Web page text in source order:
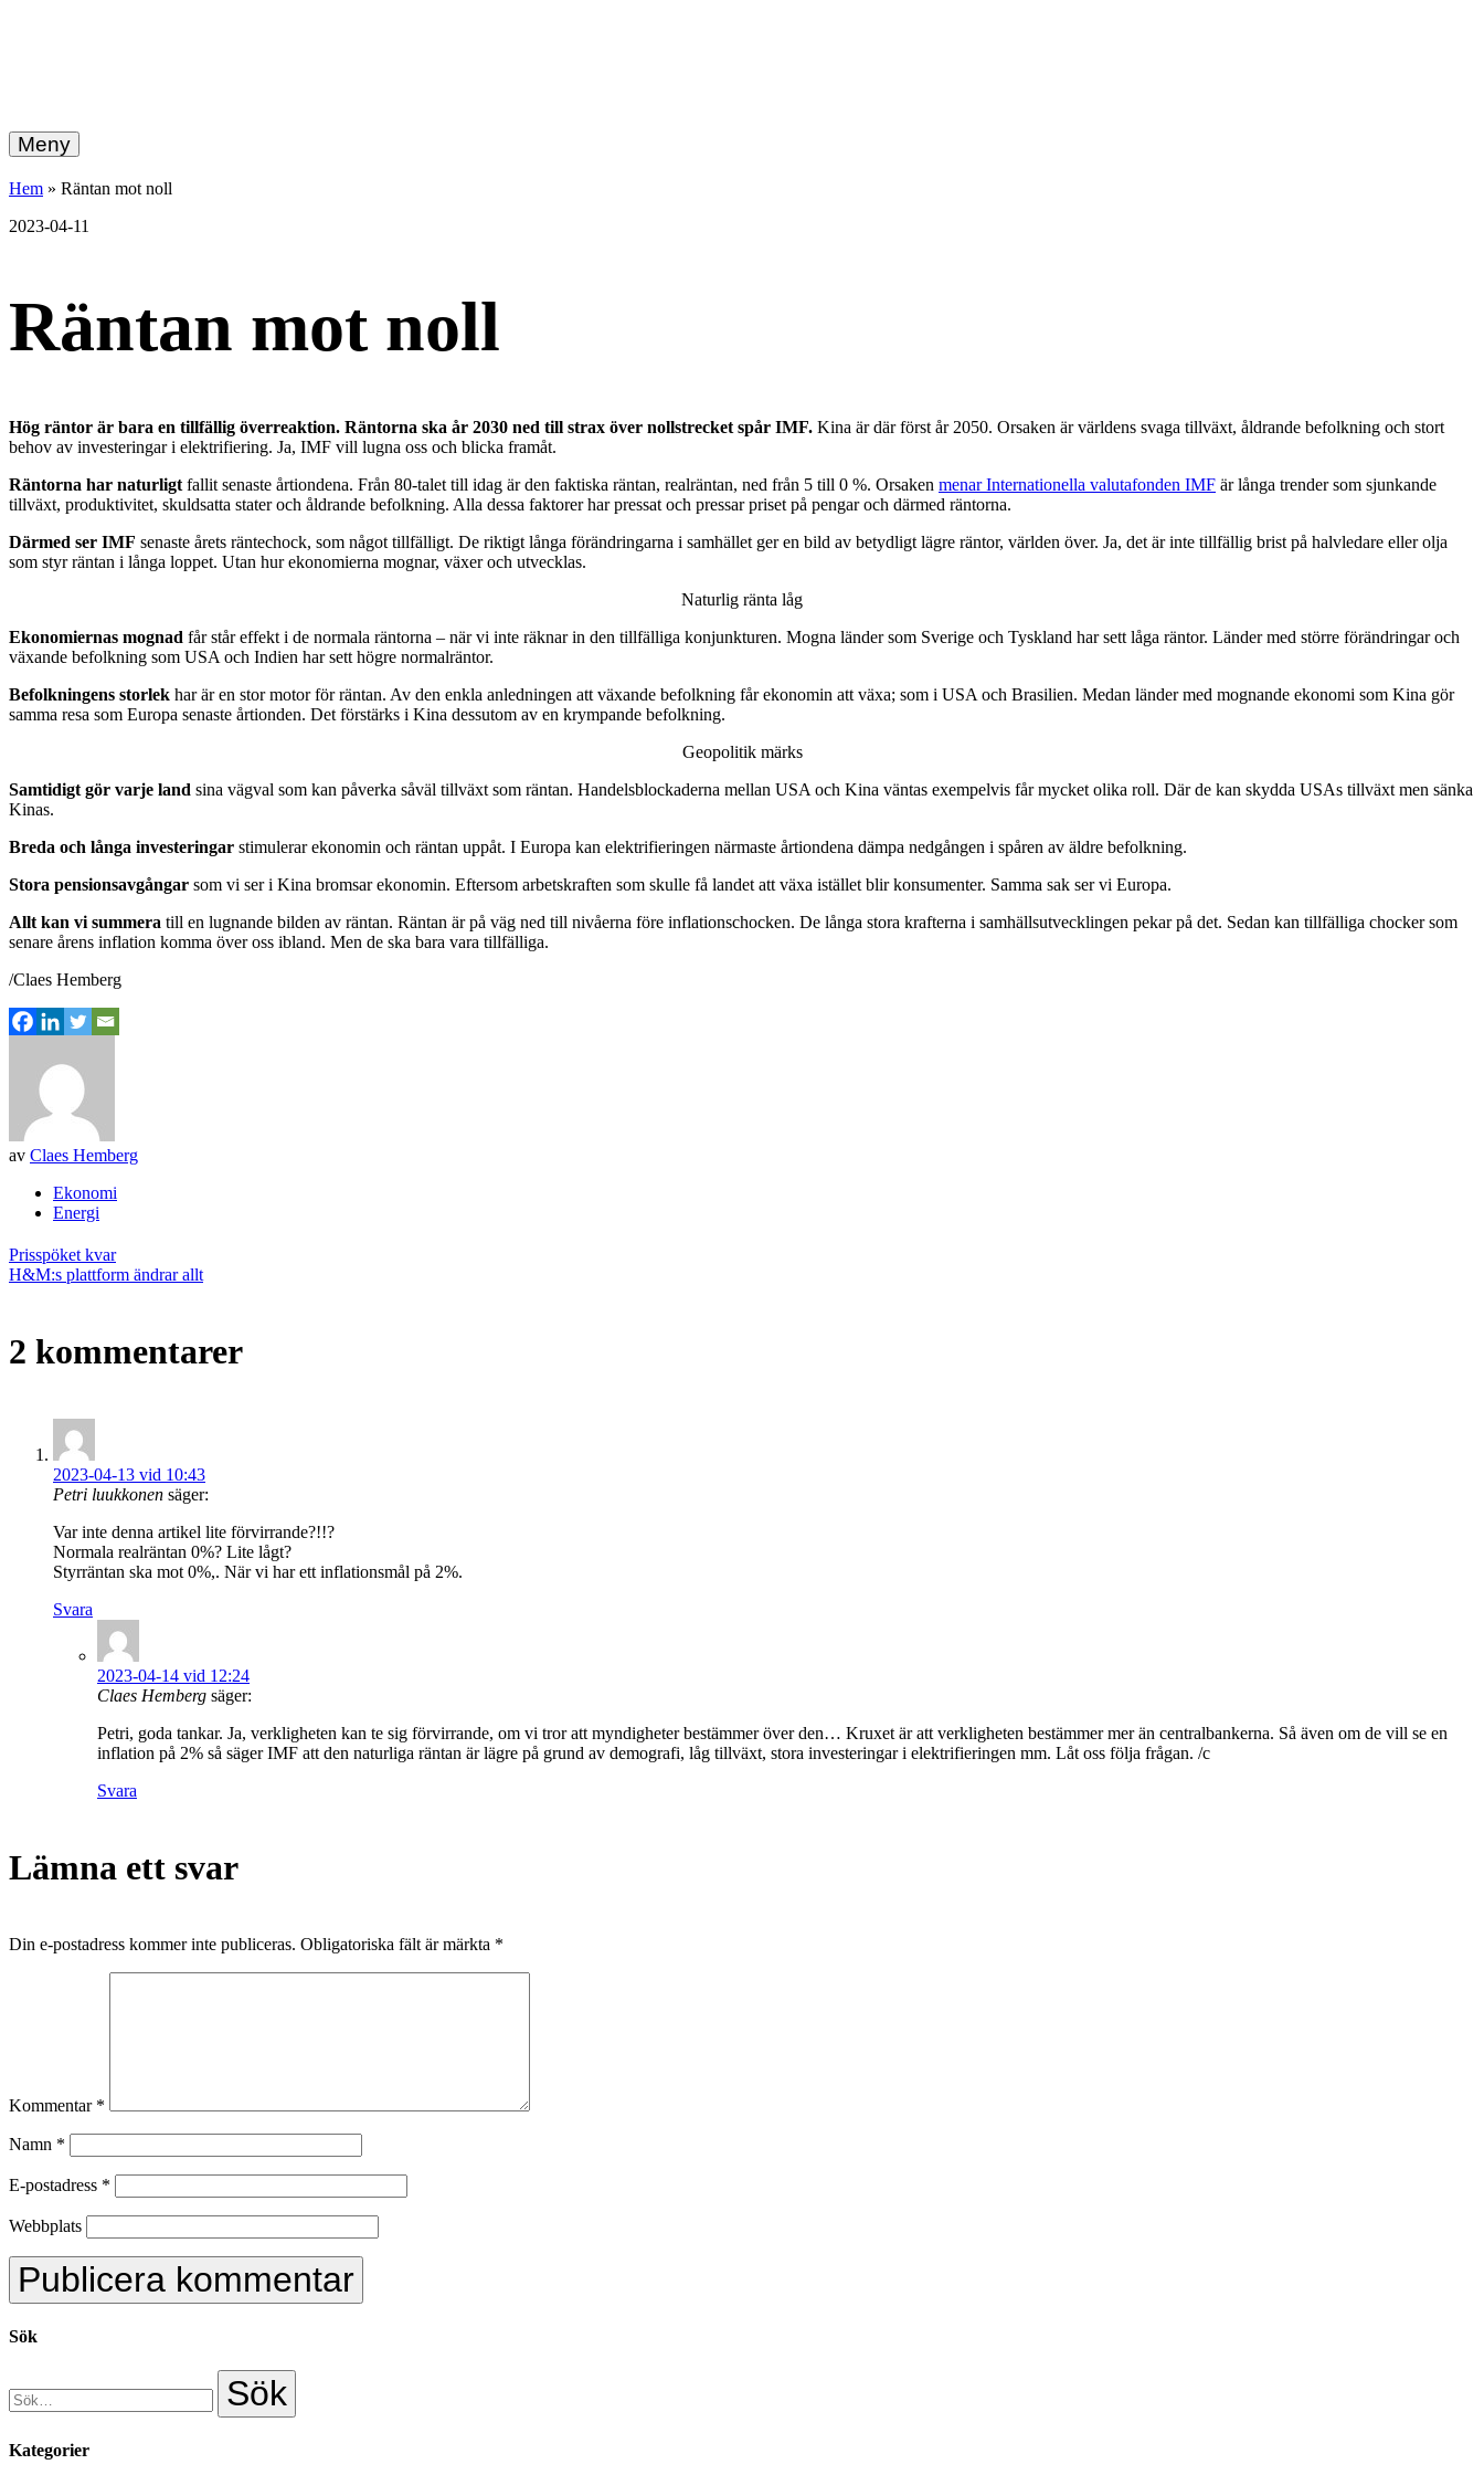
vidare
till
innehållet
energi
+
Meny
Hem » Räntan mot noll
2023-04-11
Räntan mot noll
Hög räntor är bara en tillfällig överreaktion. Räntorna ska år 2030 ned till strax över nollstrecket spår IMF. Kina är där först år 2050. Orsaken är världens svaga tillväxt, åldrande befolkning och stort
behov av investeringar i elektrifiering. Ja, IMF vill lugna oss och blicka framåt.
Räntorna har naturligt fallit senaste årtiondena. Från 80-talet till idag är den faktiska räntan, realräntan, ned från 5 till 0 %. Orsaken menar Internationella valutafonden IMF är långa trender som sjunkande
tillväxt, produktivitet, skuldsatta stater och åldrande befolkning. Alla dessa faktorer har pressat och pressar priset på pengar och därmed räntorna.
Därmed ser IMF senaste årets räntechock, som något tillfälligt. De riktigt långa förändringarna i samhället ger en bild av betydligt lägre räntor, världen över. Ja, det är inte tillfällig brist på halvledare eller olja
som styr räntan i långa loppet. Utan hur ekonomierna mognar, växer och utvecklas.
Naturlig ränta låg
Ekonomiernas mognad får står effekt i de normala räntorna – när vi inte räknar in den tillfälliga konjunkturen. Mogna länder som Sverige och Tyskland har sett låga räntor. Länder med större förändringar och
växande befolkning som USA och Indien har sett högre normalräntor.
Befolkningens storlek har är en stor motor för räntan. Av den enkla anledningen att växande befolkning får ekonomin att växa; som i USA och Brasilien. Medan länder med mognande ekonomi som Kina gör
samma resa som Europa senaste årtionden. Det förstärks i Kina dessutom av en krympande befolkning.
Geopolitik märks
Samtidigt gör varje land sina vägval som kan påverka såväl tillväxt som räntan. Handelsblockaderna mellan USA och Kina väntas exempelvis får mycket olika roll. Där de kan skydda USAs tillväxt men sänka
Kinas.
Breda och långa investeringar stimulerar ekonomin och räntan uppåt. I Europa kan elektrifieringen närmaste årtiondena dämpa nedgången i spåren av äldre befolkning.
Stora pensionsavgångar som vi ser i Kina bromsar ekonomin. Eftersom arbetskraften som skulle få landet att växa istället blir konsumenter. Samma sak ser vi Europa.
Allt kan vi summera till en lugnande bilden av räntan. Räntan är på väg ned till nivåerna före inflationschocken. De långa stora krafterna i samhällsutvecklingen pekar på det. Sedan kan tillfälliga chocker som
senare årens inflation komma över oss ibland. Men de ska bara vara tillfälliga.
/Claes Hemberg
av Claes Hemberg
Ekonomi
Energi
Inläggsnavigering
Prisspöket kvar
H&M:s plattform ändrar allt
2 kommentarer
2023-04-13 vid 10:43
Petri luukkonen säger:
Var inte denna artikel lite förvirrande?!!?
Normala realräntan 0%? Lite lågt?
Styrräntan ska mot 0%,. När vi har ett inflationsmål på 2%.
Svara
2023-04-14 vid 12:24
Claes Hemberg säger:
Petri, goda tankar. Ja, verkligheten kan te sig förvirrande, om vi tror att myndigheter bestämmer över den… Kruxet är att verkligheten bestämmer mer än centralbankerna. Så även om de vill se en
inflation på 2% så säger IMF att den naturliga räntan är lägre på grund av demografi, låg tillväxt, stora investeringar i elektrifieringen mm. Låt oss följa frågan. /c
Svara
Lämna ett svar
Din e-postadress kommer inte publiceras. Obligatoriska fält är märkta *
Kommentar *
Namn *
E-postadress *
Webbplats
Sök
Kategorier